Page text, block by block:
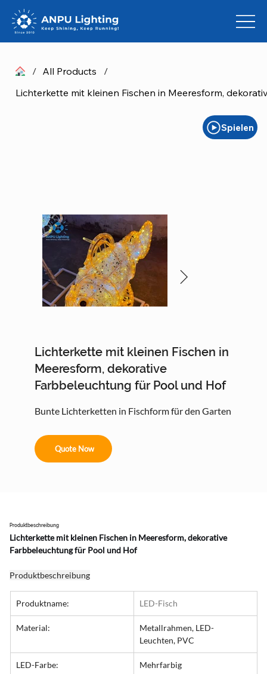
/ All Products /
Spielen
Lichterkette mit kleinen Fischen in
Meeresform, dekorative
Farbbeleuchtung für Pool und Hof
Bunte Lichterketten in Fischform für den Garten
Quote Now
Produktbeschreibung
Lichterkette mit kleinen Fischen in Meeresform, dekorative
Farbbeleuchtung für Pool und Hof
Produktbeschreibung
Produktname: LED-Fisch
Material:
Metallrahmen, LED-
Leuchten, PVC
LED-Farbe: Mehrfarbig